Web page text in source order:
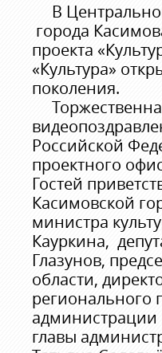
В
города
проекта
«Культура»
поколения.
Российской
проектного
Гостей
Касимовской
министра
Кауркина,
Глазунов,
области,
регионального
администрации
главы